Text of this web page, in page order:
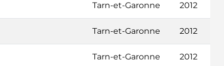
Tarn-et-Garonne 2012
Tarn-et-Garonne 2012
Tarn-et-Garonne 2012